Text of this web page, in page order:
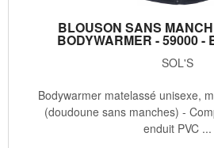
BLOUSON SANS
BODYWARMER - 59000 -
SOL'S
Bodywarmer matelassé unisexe,
(doudoune sans manches) -
enduit PVC ...